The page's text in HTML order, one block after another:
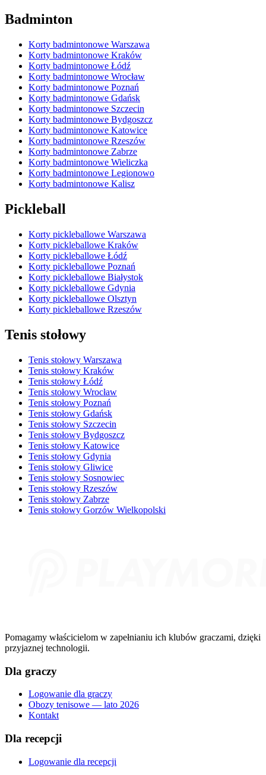
Badminton
Korty badmintonowe Warszawa
Korty badmintonowe Kraków
Korty badmintonowe Łódź
Korty badmintonowe Wrocław
Korty badmintonowe Poznań
Korty badmintonowe Gdańsk
Korty badmintonowe Szczecin
Korty badmintonowe Bydgoszcz
Korty badmintonowe Katowice
Korty badmintonowe Rzeszów
Korty badmintonowe Zabrze
Korty badmintonowe Wieliczka
Korty badmintonowe Legionowo
Korty badmintonowe Kalisz
Pickleball
Korty pickleballowe Warszawa
Korty pickleballowe Kraków
Korty pickleballowe Łódź
Korty pickleballowe Poznań
Korty pickleballowe Białystok
Korty pickleballowe Gdynia
Korty pickleballowe Olsztyn
Korty pickleballowe Rzeszów
Tenis stołowy
Tenis stołowy Warszawa
Tenis stołowy Kraków
Tenis stołowy Łódź
Tenis stołowy Wrocław
Tenis stołowy Poznań
Tenis stołowy Gdańsk
Tenis stołowy Szczecin
Tenis stołowy Bydgoszcz
Tenis stołowy Katowice
Tenis stołowy Gdynia
Tenis stołowy Gliwice
Tenis stołowy Sosnowiec
Tenis stołowy Rzeszów
Tenis stołowy Zabrze
Tenis stołowy Gorzów Wielkopolski
Pomagamy właścicielom w zapełnianiu ich klubów graczami, dzięki
przyjaznej technologii.
Dla graczy
Logowanie dla graczy
Obozy tenisowe — lato 2026
Kontakt
Dla recepcji
Logowanie dla recepcji